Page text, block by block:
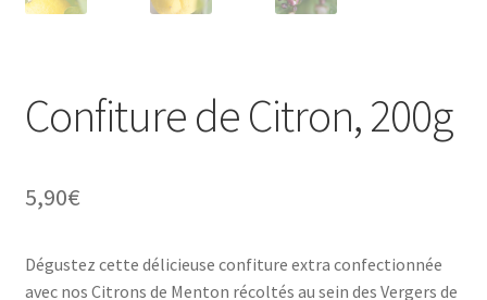
Confiture de Citron, 200g
5,90€
Dégustez cette délicieuse confiture extra confectionnée
avec nos Citrons de Menton récoltés au sein des Vergers de